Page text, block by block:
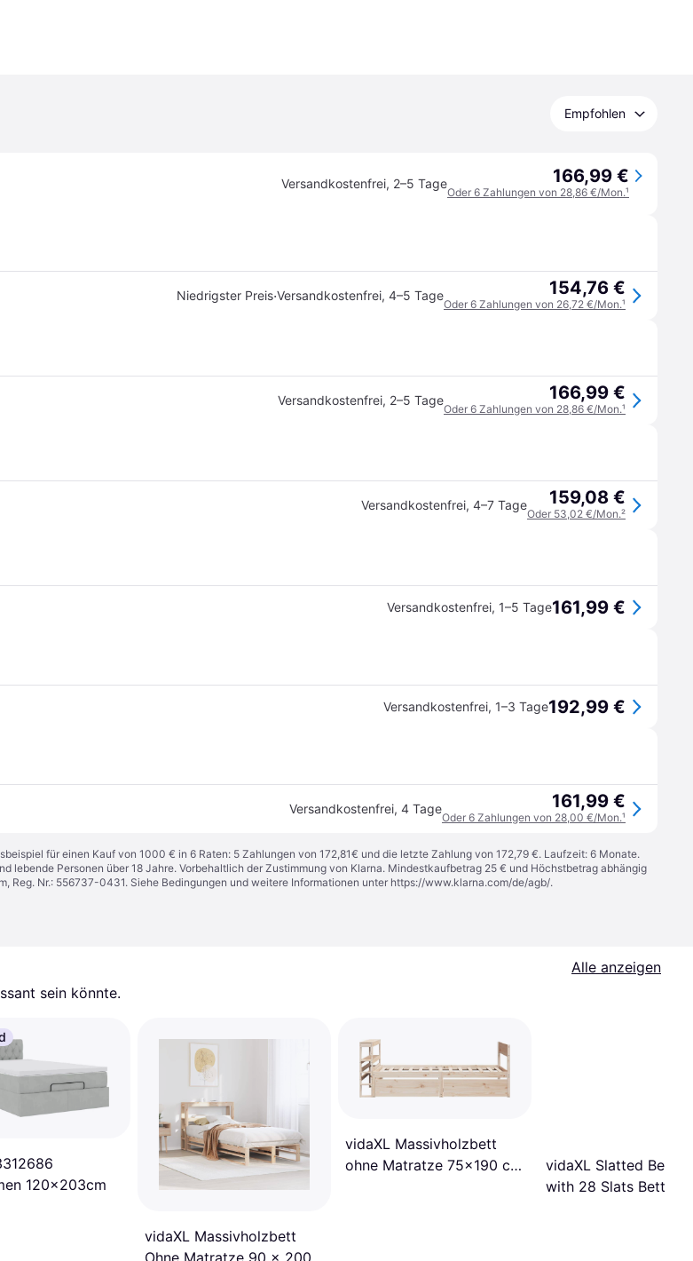
Empfohlen
Versandkostenfrei, 2–5 Tage 166,99 €
Oder 6 Zahlungen von 28,86 €/Mon.¹
Niedrigster Preis·Versandkostenfrei, 4–5 Tage 154,76 €
Oder 6 Zahlungen von 26,72 €/Mon.¹
Versandkostenfrei, 2–5 Tage 166,99 €
Oder 6 Zahlungen von 28,86 €/Mon.¹
Versandkostenfrei, 4–7 Tage 159,08 €
Oder 53,02 €/Mon.²
Versandkostenfrei, 1–5 Tage161,99 €
Versandkostenfrei, 1–3 Tage192,99 €
Versandkostenfrei, 4 Tage 161,99 €
Oder 6 Zahlungen von 28,00 €/Mon.¹
für einen Kauf von 1000 € in 6 Raten: 5 Zahlungen von 172,81€ und die letzte Zahlung von 172,79 €. Laufzeit: 6 Monate.
lebende Personen über 18 Jahre. Vorbehaltlich der Zustimmung von Klarna. Mindestkaufbetrag 25 € und Höchstbetrag abhängig
Reg. Nr.: 556737-0431. Siehe Bedingungen und weitere Informationen unter https://www.klarna.com/de/agb/.
Alle anzeigen
sein könnte.
120x203cm
vidaXL Massivholzbett
Ohne Matratze 90 x 200
vidaXL Massivholzbett
ohne Matratze 75x190 cm
vidaXL Slatted Bed
with 28 Slats